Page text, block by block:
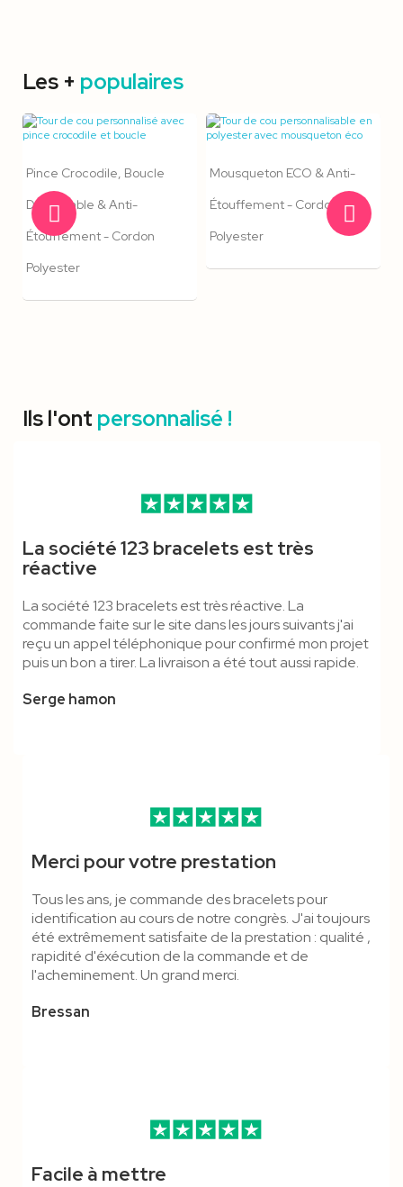
Les + populaires
Pince Crocodile, Boucle
Détachable & Anti-
Étouffement - Cordon
Polyester
Mousqueton ECO & Anti-
Étouffement - Cordon
Polyester
A6
Détachable - Cordon
Étouffement - Cordon
- Marqué
Polyester
Bague Plastique - Marqué
Ils l'ont personnalisé !
La société 123 bracelets est très
réactive
La société 123 bracelets est très réactive. La
commande faite sur le site dans les jours suivants j'ai
reçu un appel téléphonique pour confirmé mon projet
puis un bon a tirer. La livraison a été tout aussi rapide.
Serge hamon
Merci pour votre prestation
Tous les ans, je commande des bracelets pour
identification au cours de notre congrès. J'ai toujours
été extrêmement satisfaite de la prestation : qualité ,
rapidité d'éxécution de la commande et de
l'acheminement. Un grand merci.
Bressan
Facile à mettre